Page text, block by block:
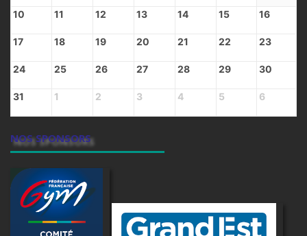
10 11 12 13 14 15 16
17 18 19 20 21 22 23
24 25 26 27 28 29 30
31 1 2 3 4 5 6
NOS SPONSORS